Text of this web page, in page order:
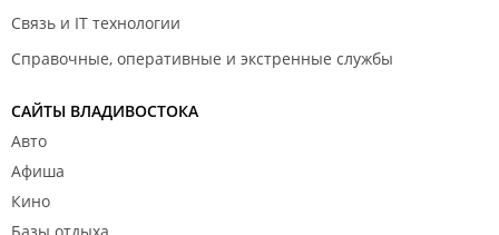
Связь и IT технологии
Справочные, оперативные и экстренные службы
САЙТЫ ВЛАДИВОСТОКА
Авто
Афиша
Кино